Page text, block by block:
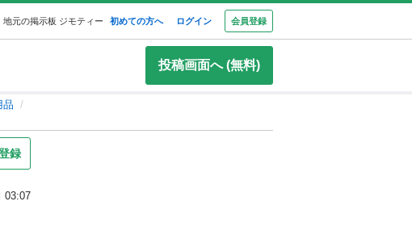
地元の掲示板 ジモティー 初めての方へ ログイン 会員登録
投稿画面へ (無料)
品
録
03:07